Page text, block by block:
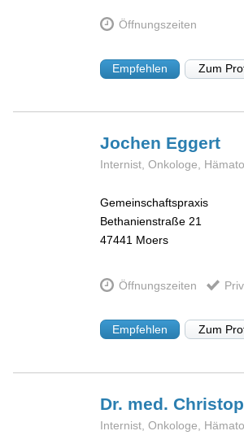
Öffnungszeiten
Empfehlen Zum
Jochen Eggert
Internist, Onkologe,
Gemeinschaftspraxis
Bethanienstraße 21
47441 Moers
Öffnungszeiten
Empfehlen Zum
Dr. med.
Internist, Onkologe,